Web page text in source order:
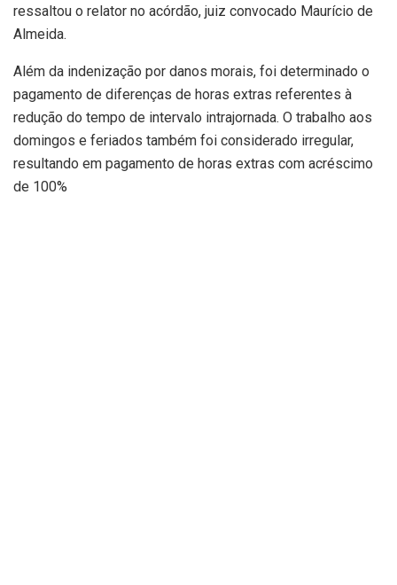
ressaltou o relator no acórdão, juiz convocado Maurício de
Almeida.
Além da indenização por danos morais, foi determinado o
pagamento de diferenças de horas extras referentes à
redução do tempo de intervalo intrajornada. O trabalho aos
domingos e feriados também foi considerado irregular,
resultando em pagamento de horas extras com acréscimo
de 100%